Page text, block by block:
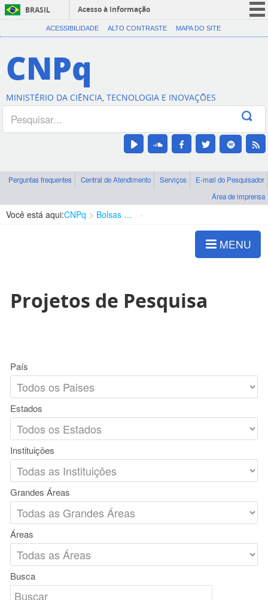
BRASIL
Acesso à informação
CORONAVÍRUS (COVID-19)
Canais
ACESSIBILIDADE ALTO CONTRASTE MAPA DO SITE
CNPq
MINISTÉRIO DA CIÊNCIA, TECNOLOGIA E INOVAÇÕES
Perguntas frequentes Central de Atendimento Serviços
E-mail do Pesquisador
Área de imprensa
Você está aqui:CNPq Bolsas e Auxílios Vigentes
MENU
Projetos de Pesquisa
País
Estados
Instituições
Grandes Áreas
Áreas
Busca